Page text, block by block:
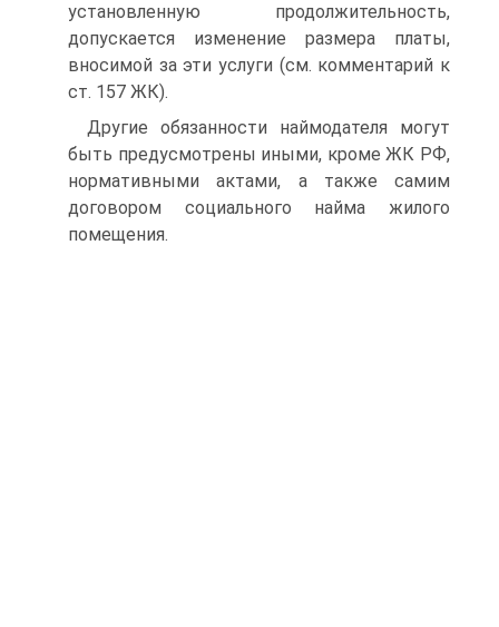
установленную продолжительность,
допускается изменение размера платы,
вносимой за эти услуги (см. комментарий к
ст. 157 ЖК).
Другие обязанности наймодателя могут
быть предусмотрены иными, кроме ЖК РФ,
нормативными актами, а также самим
договором социального найма жилого
помещения.